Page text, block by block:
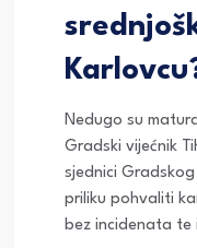
Nedugo su
Gradski vijećnik
sjednici
priliku pohvaliti
bez incidenata te